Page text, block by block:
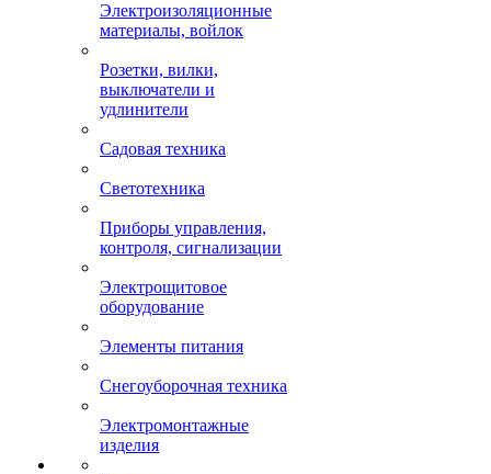
Электроизоляционные
материалы, войлок
Розетки, вилки,
выключатели и
удлинители
Садовая техника
Светотехника
Приборы управления,
контроля, сигнализации
Электрощитовое
оборудование
Элементы питания
Снегоуборочная техника
Электромонтажные
изделия